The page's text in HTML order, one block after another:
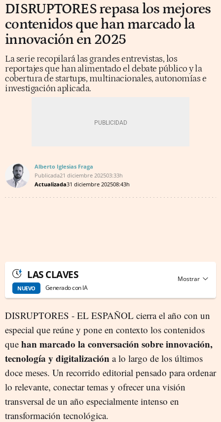
DISRUPTORES repasa los mejores
contenidos que han marcado la
innovación en 2025
La serie recopilará las grandes entrevistas, los
reportajes que han alimentado el debate público y la
cobertura de startups, multinacionales, autonomías e
investigación aplicada.
Alberto Iglesias Fraga
Publicada21 diciembre 202503:33h
Actualizada31 diciembre 202508:43h
LAS CLAVES
NUEVO Generado con IA
DISRUPTORES - EL ESPAÑOL cierra el año con un
especial que reúne y pone en contexto los contenidos
que han marcado la conversación sobre innovación,
tecnología y digitalización a lo largo de los últimos
doce meses. Un recorrido editorial pensado para ordenar
lo relevante, conectar temas y ofrecer una visión
transversal de un año especialmente intenso en
transformación tecnológica.